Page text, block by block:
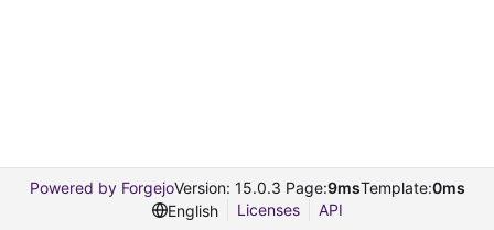
Powered by ForgejoVersion: 15.0.3 Page:9msTemplate:0ms
English
Licenses API